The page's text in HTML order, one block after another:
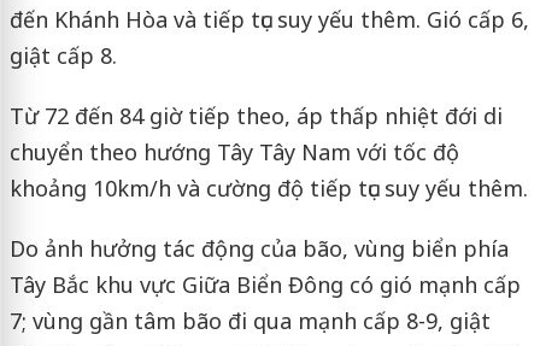
đến Khánh Hòa và tiếp tục suy yếu thêm. Gió cấp 6,
giật cấp 8.
Từ 72 đến 84 giờ tiếp theo, áp thấp nhiệt đới di
chuyển theo hướng Tây Tây Nam với tốc độ
khoảng 10km/h và cường độ tiếp tục suy yếu thêm.
Do ảnh hưởng tác động của bão, vùng biển phía
Tây Bắc khu vực Giữa Biển Đông có gió mạnh cấp
7; vùng gần tâm bão đi qua mạnh cấp 8-9, giật